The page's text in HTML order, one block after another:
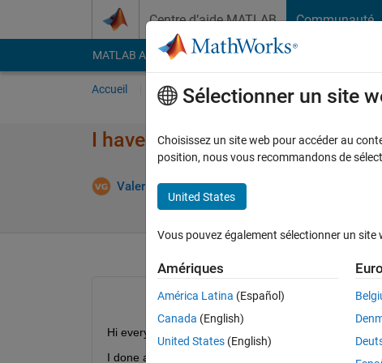
Centre d’aide MATLAB Communauté
MATLAB Answers File Exchange Cody
Accueil Poser une question
I have to do matrix with 'single'
Valerio Gianforte 4 Mar 2020
Hi everyone,
I done a matrix with 'single' vectors. The problem is
Sélectionner un site
Choisissez un site web pour accéder au
position, nous vous recommandons de
United States
Vous pouvez également sélectionner un site
Amériques
América Latina (Español)
Canada (English)
United States (English)